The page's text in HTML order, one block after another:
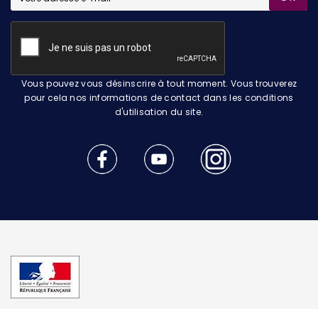
Vous pouvez vous désinscrire à tout moment. Vous trouverez
pour cela nos informations de contact dans les conditions
d'utilisation du site.